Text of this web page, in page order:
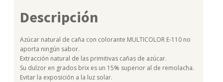
Descripción
Azúcar natural de caña con colorante MULTICOLOR E-110 no
aporta ningún sabor.
Extracción natural de las primitivas cañas de azúcar.
Su dulzor en grados brix es un 15% superior al de remolacha.
Evitar la exposición a la luz solar.